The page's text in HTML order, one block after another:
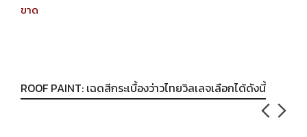
ขาด
ROOF PAINT: เฉดสีกระเบื้องว่าวไทยวิลเลจเลือกได้ดังนี้